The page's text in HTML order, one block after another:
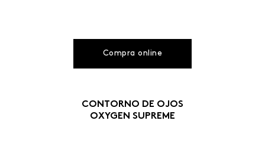
Compra online
CONTORNO DE OJOS
OXYGEN SUPREME